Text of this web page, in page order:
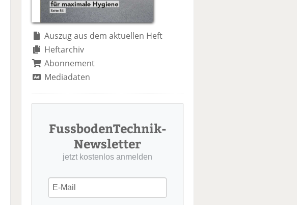
Auszug aus dem aktuellen Heft
Heftarchiv
Abonnement
Mediadaten
FussbodenTechnik-
Newsletter
jetzt kostenlos anmelden